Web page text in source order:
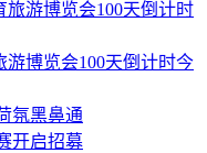
游博览会100天倒计时今
氛黑鼻通
开启招募